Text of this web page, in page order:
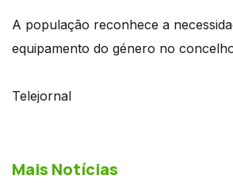
A população reconhece a
equipamento do género no
Telejornal
Mais Notícias